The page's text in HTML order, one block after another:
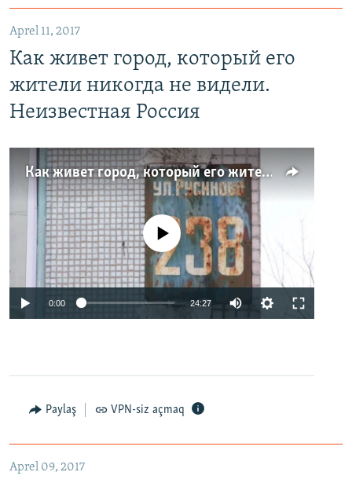
Aprel 11, 2017
Как живет город, который его
жители никогда не видели.
Неизвестная Россия
Как живет город, который его жители никогда не видели. Неизвестная Россия
No media source currently available
0:00 24:27
Paylaş VPN-siz açmaq
Aprel 09, 2017